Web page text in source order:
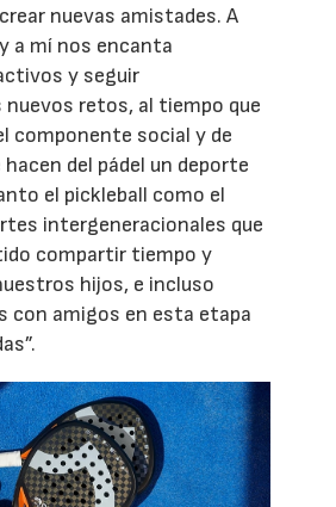
nuevas amistades. A
a mí nos encanta
y seguir
retos, al tiempo que
componente social y de
del pádel un deporte
el pickleball como el
intergeneracionales que
compartir tiempo y
hijos, e incluso
con amigos en esta etapa